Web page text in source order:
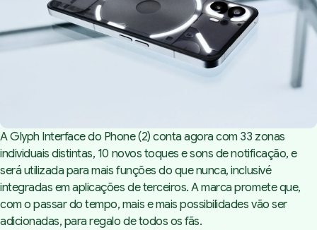
A Glyph Interface do Phone (2) conta agora com 33 zonas
individuais distintas, 10 novos toques e sons de notificação, e
será utilizada para mais funções do que nunca, inclusivé
integradas em aplicações de terceiros. A marca promete que,
com o passar do tempo, mais e mais possibilidades vão ser
adicionadas, para regalo de todos os fãs.